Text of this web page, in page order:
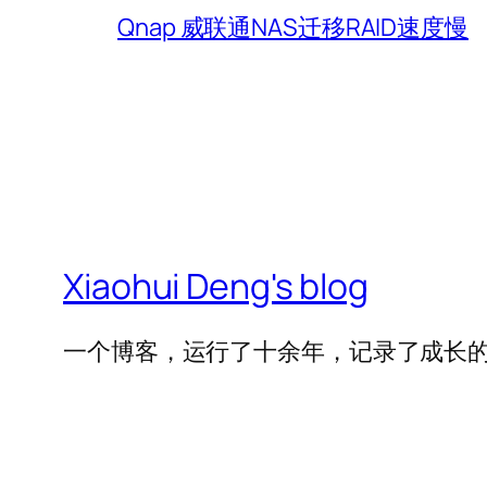
Qnap 威联通NAS迁移RAID速度慢
Xiaohui Deng's blog
一个博客，运行了十余年，记录了成长